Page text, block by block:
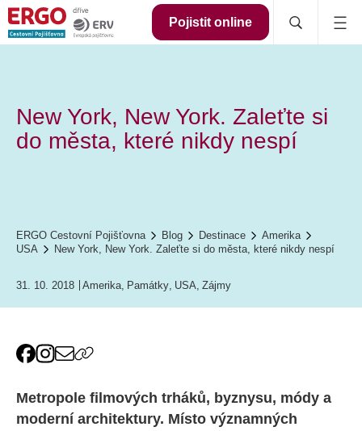
Pojistit online
New York, New York. Zaleťte si
do města, které nikdy nespí
ERGO Cestovní Pojišťovna Blog Destinace
Amerika
USA
New York, New York. Zaleťte si do města, které nikdy nespí
31. 10. 2018 Amerika, Památky, USA, Zájmy
Metropole filmových trháků, byznysu, módy a
moderní architektury. Místo významných